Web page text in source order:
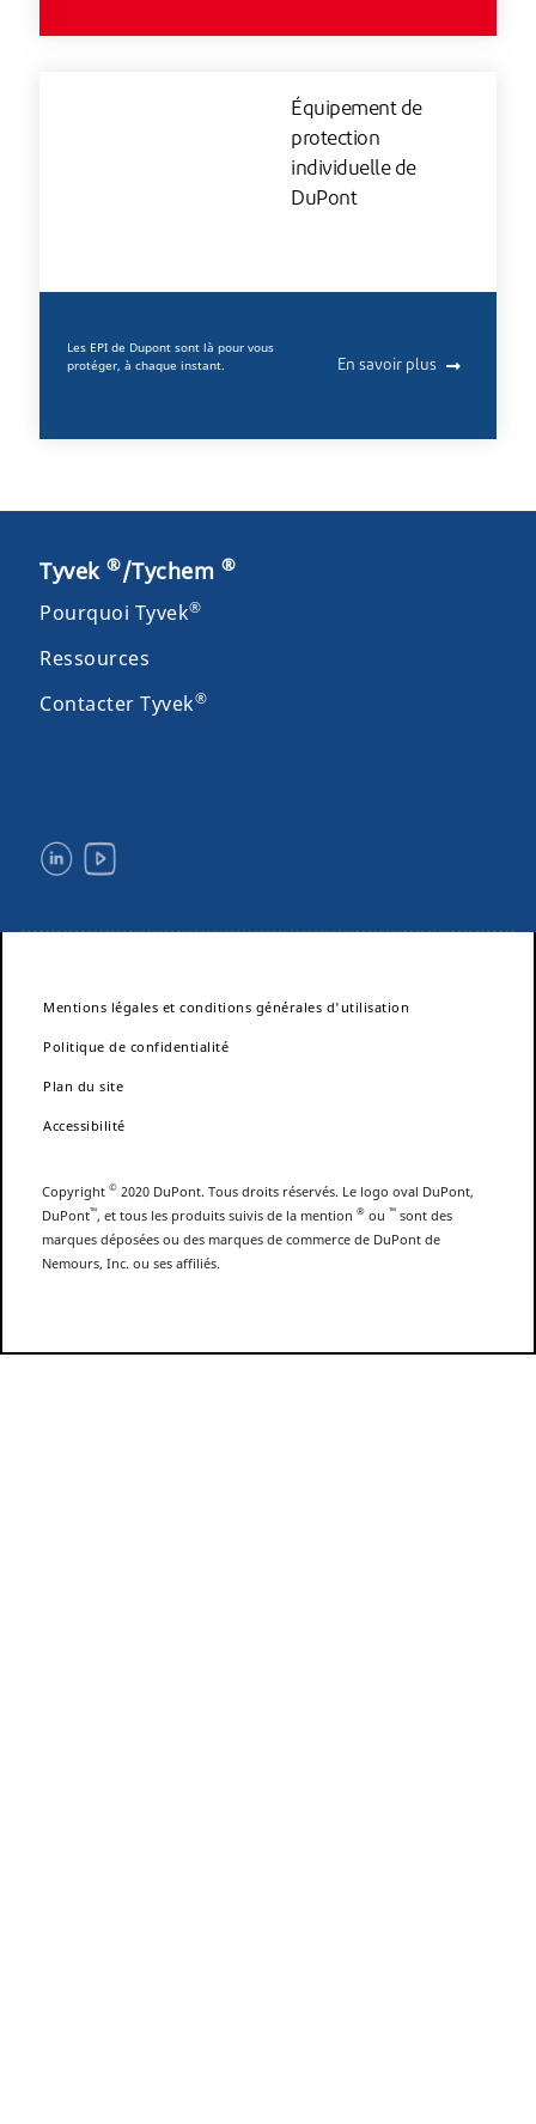
Équipement de
protection
individuelle de
DuPont
Les EPI de Dupont sont là pour vous
protéger, à chaque instant.
En savoir plus
Tyvek ®/Tychem ®
Pourquoi Tyvek®
Ressources
Contacter Tyvek®
Mentions légales et conditions générales d'utilisation
Politique de confidentialité
Plan du site
Accessibilité
Copyright © 2020 DuPont. Tous droits réservés. Le logo oval DuPont,
DuPont™, et tous les produits suivis de la mention ® ou ™ sont des
marques déposées ou des marques de commerce de DuPont de
Nemours, Inc. ou ses affiliés.